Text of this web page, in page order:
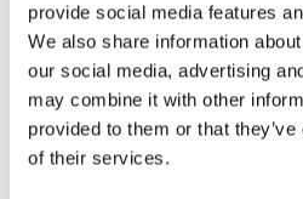
provide social media features
We also share information
our social media, advertising
may combine it with other
provided to them or that
of their services.
Präzise Kühlung für
Branchen